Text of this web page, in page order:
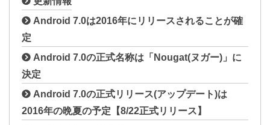
Android 7.0は2016年にリリースされることが確
定
Android 7.0の正式名称は「Nougat(ヌガー)」に
決定
Android 7.0の正式リリース(アップデート)は
2016年の晩夏の予定【8/22正式リリース】